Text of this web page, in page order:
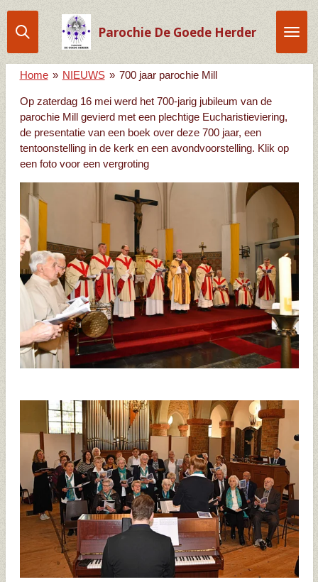
Ga
direct
hoofdinhoud
Parochie De Goede Herder
Home » NIEUWS » 700 jaar parochie Mill
Op zaterdag 16 mei werd het 700-jarig jubileum van de
parochie Mill gevierd met een plechtige Eucharistieviering,
de presentatie van een boek over deze 700 jaar, een
tentoonstelling in de kerk en een avondvoorstelling. Klik op
een foto voor een vergroting